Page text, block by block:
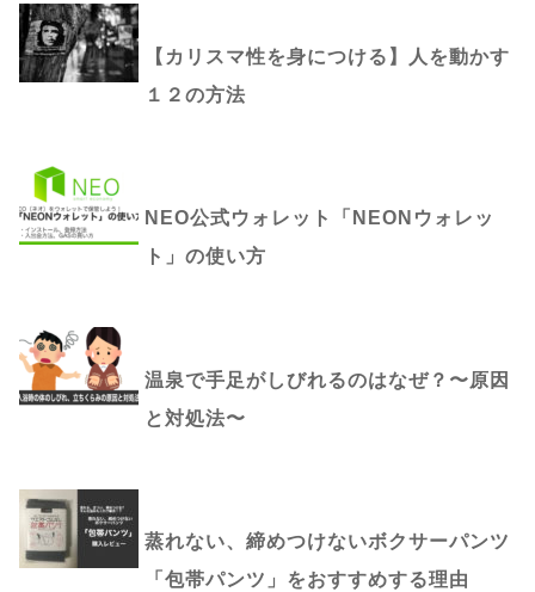
【カリスマ性を身につける】人を動かす
１２の方法
NEO公式ウォレット「NEONウォレッ
ト」の使い方
温泉で手足がしびれるのはなぜ？〜原因
と対処法〜
蒸れない、締めつけないボクサーパンツ
「包帯パンツ」をおすすめする理由